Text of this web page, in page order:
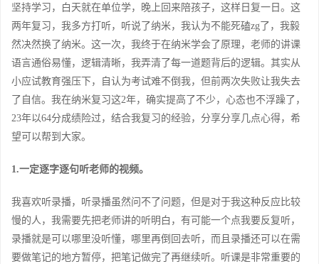
坚持学习，白天就在单位学，晚上回来陪孩子，这样日复一日。这
两年复习，我多方打听，听说了纳米，我认为不能死磕zg了，我毅
然决然换了纳米。这一次，我终于在纳米学会了原理，老师的讲课
语言通俗易懂，逻辑清晰，我弄清了每一道题背后的逻辑。其实从
小应试教育强压下，自认为考试难不倒我，但前两次失败让我失去
了自信。我在纳米复习这2年，确实提高了不少，心态也不浮躁了，
23年以64分成绩险过，结合我复习的经验，分享分享几点心得，希
望可以帮到大家。
1.一定逐字逐句听老师的视频。
我喜欢听录播，听录播虽然问不了问题，但是对于我这种反应比较
慢的人，我需要先把老师讲的听明白，有可能一个点我要反复听，
录播就是可以哪里没听懂，哪里再倒回去听，而且录播还可以在需
要做笔记的地方暂停，把笔记做完了再继续听。听课是非常重要的